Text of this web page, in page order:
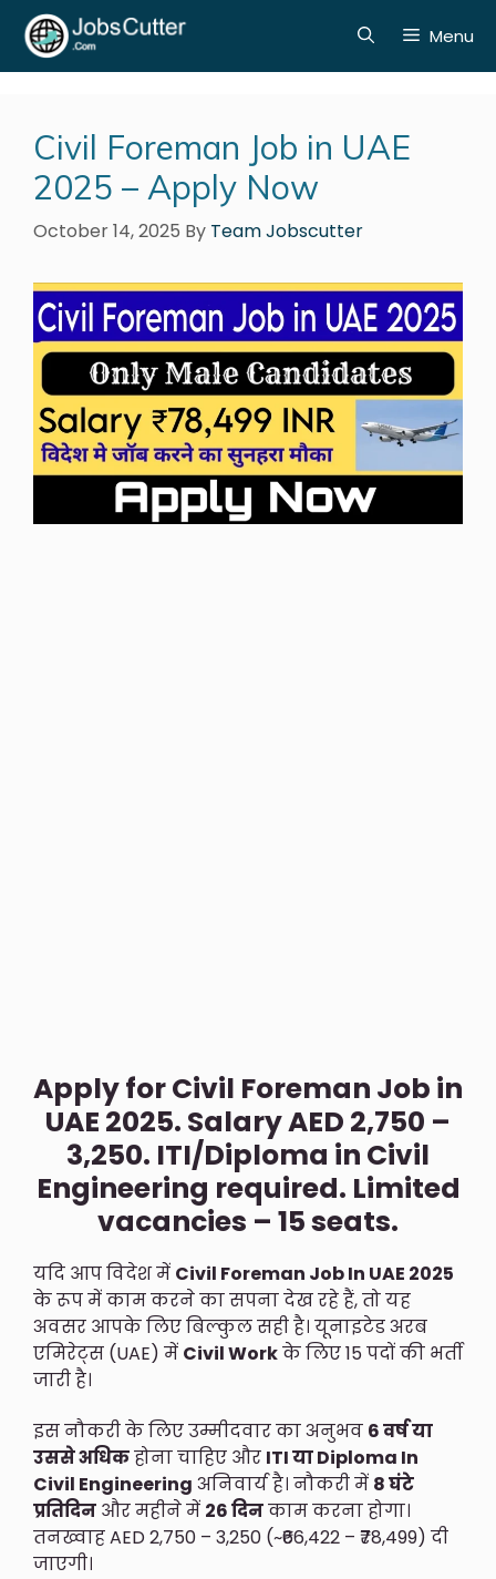
Menu
Civil Foreman Job in UAE
2025 – Apply Now
October 14, 2025 By Team Jobscutter
Apply for Civil Foreman Job in
UAE 2025. Salary AED 2,750 –
3,250. ITI/Diploma in Civil
Engineering required. Limited
vacancies – 15 seats.
यदि आप विदेश में Civil Foreman Job In UAE 2025
के रूप में काम करने का सपना देख रहे हैं, तो यह
अवसर आपके लिए बिल्कुल सही है। यूनाइटेड अरब
एमिरेट्स (UAE) में Civil Workके लिए 15 पदों की भर्ती
जारी है।
इस नौकरी के लिए उम्मीदवार का अनुभव 6 वर्ष या
उससे अधिकहोना चाहिए और ITI या Diploma In
Civil Engineering अनिवार्य है। नौकरी में 8 घंटे
प्रतिदिन और महीने में 26 दिनकाम करना होगा।
तनख्वाह AED 2,750 – 3,250 (~₹66,422 – ₹78,499) दी
जाएगी।